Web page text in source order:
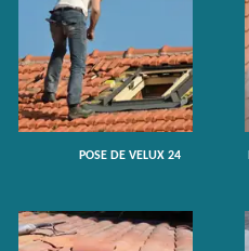
POSE DE VELUX 24